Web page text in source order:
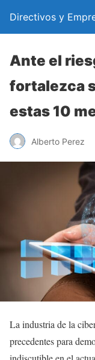
Directivos y
Ante el
fortalezca
estas 10
Alberto Perez
La industria de la
precedentes para